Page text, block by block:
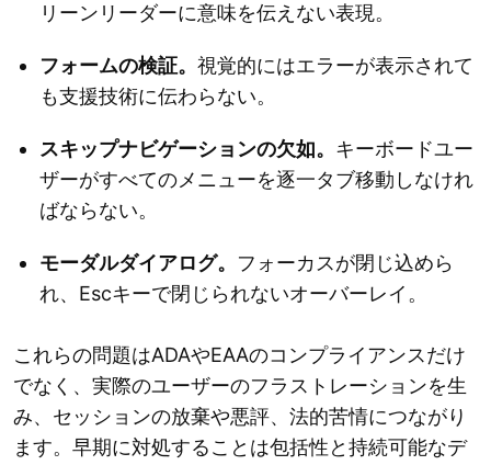
リーンリーダーに意味を伝えない表現。
フォームの検証。 視覚的にはエラーが表示されて
も支援技術に伝わらない。
スキップナビゲーションの欠如。 キーボードユー
ザーがすべてのメニューを逐一タブ移動しなけれ
ばならない。
モーダルダイアログ。 フォーカスが閉じ込めら
れ、Escキーで閉じられないオーバーレイ。
これらの問題はADAやEAAのコンプライアンスだけ
でなく、実際のユーザーのフラストレーションを生
み、セッションの放棄や悪評、法的苦情につながり
ます。早期に対処することは包括性と持続可能なデ